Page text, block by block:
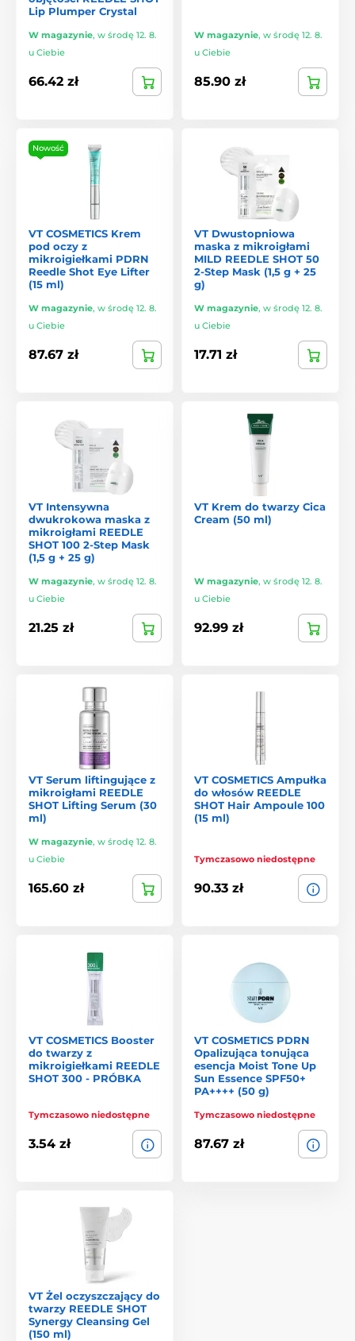
Lip Plumper Crystal
W magazynie, w środę 12. 8.
u Ciebie
66.42 zł
W magazynie, w środę 12. 8.
u Ciebie
85.90 zł
Nowość
VT COSMETICS Krem
pod oczy z
mikroigiełkami PDRN
Reedle Shot Eye Lifter
(15 ml)
W magazynie, w środę 12. 8.
u Ciebie
87.67 zł
VT Dwustopniowa
maska z mikroigłami
MILD REEDLE SHOT 50
2-Step Mask (1,5 g + 25
g)
W magazynie, w środę 12. 8.
u Ciebie
17.71 zł
VT Intensywna
dwukrokowa maska z
mikroigłami REEDLE
SHOT 100 2-Step Mask
(1,5 g + 25 g)
W magazynie, w środę 12. 8.
u Ciebie
21.25 zł
VT Krem do twarzy Cica
Cream (50 ml)
W magazynie, w środę 12. 8.
u Ciebie
92.99 zł
VT Serum liftingujące z
mikroigłami REEDLE
SHOT Lifting Serum (30
ml)
W magazynie, w środę 12. 8.
u Ciebie
165.60 zł
VT COSMETICS Ampułka
do włosów REEDLE
SHOT Hair Ampoule 100
(15 ml)
Tymczasowo niedostępne
90.33 zł
VT COSMETICS Booster
do twarzy z
mikroigiełkami REEDLE
SHOT 300 - PRÓBKA
Tymczasowo niedostępne
3.54 zł
VT COSMETICS PDRN
Opalizująca tonująca
esencja Moist Tone Up
Sun Essence SPF50+
PA++++ (50 g)
Tymczasowo niedostępne
87.67 zł
VT Żel oczyszczający do
twarzy REEDLE SHOT
Synergy Cleansing Gel
(150 ml)